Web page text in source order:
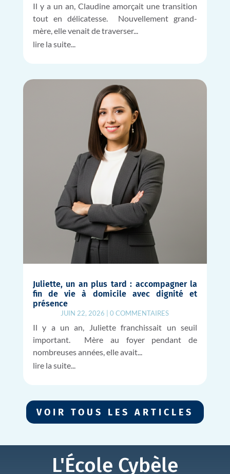
Il y a un an, Claudine amorçait une transition
tout en délicatesse. Nouvellement grand-
mère, elle venait de traverser...
lire la suite...
Juliette, un an plus tard : accompagner la
fin de vie à domicile avec dignité et
présence
JUIN 22, 2026 |0 COMMENTAIRES
Il y a un an, Juliette franchissait un seuil
important. Mère au foyer pendant de
nombreuses années, elle avait...
lire la suite...
VOIR TOUS LES ARTICLES
L'École Cybèle